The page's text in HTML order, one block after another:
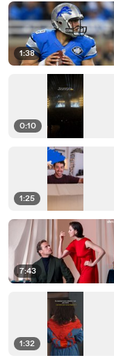
1:38
0:10
1:25
7:43
1:32